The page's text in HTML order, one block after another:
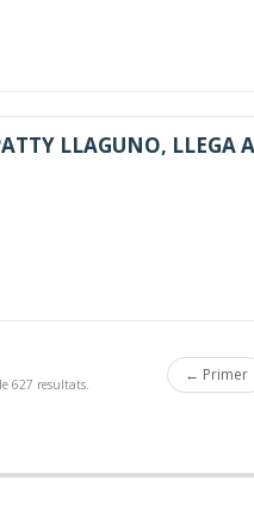
LLAGUNO, LLEGA
627 resultats. ← Primer